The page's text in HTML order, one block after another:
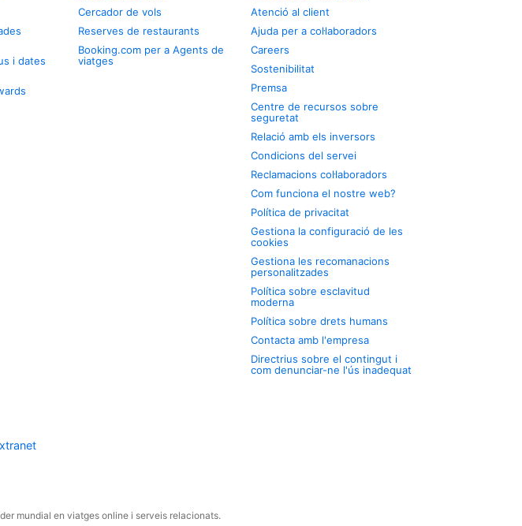
i dates
Cercador de vols
Reserves de restaurants
Booking.com per a Agents de
viatges
Atenció al client
Ajuda per a col·laboradors
Careers
Sostenibilitat
Premsa
Centre de recursos sobre
seguretat
Relació amb els inversors
Condicions del servei
Reclamacions col·laboradors
Com funciona el nostre web?
Política de privacitat
Gestiona la configuració de les
cookies
Gestiona les recomanacions
personalitzades
Política sobre esclavitud
moderna
Política sobre drets humans
Contacta amb l'empresa
Directrius sobre el contingut i
com denunciar-ne l'ús inadequat
mundial en viatges online i serveis relacionats.